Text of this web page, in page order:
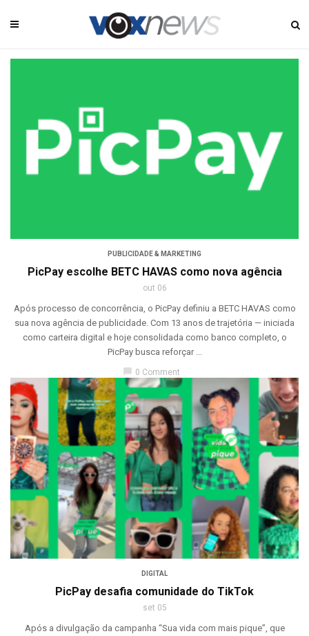
PUBLICIDADE & MARKETING
PicPay escolhe BETC HAVAS como nova agência
out 06
Após processo de concorrência, o PicPay definiu a BETC HAVAS como
sua nova agência de publicidade. Com 13 anos de trajetória — iniciada
como carteira digital e hoje consolidada como banco completo, o
PicPay busca reforçar ...
chat_bubble 0 Comment
DIGITAL
PicPay desafia comunidade do TikTok
set 05
Após a divulgação da campanha “Sua vida com mais pique”, que